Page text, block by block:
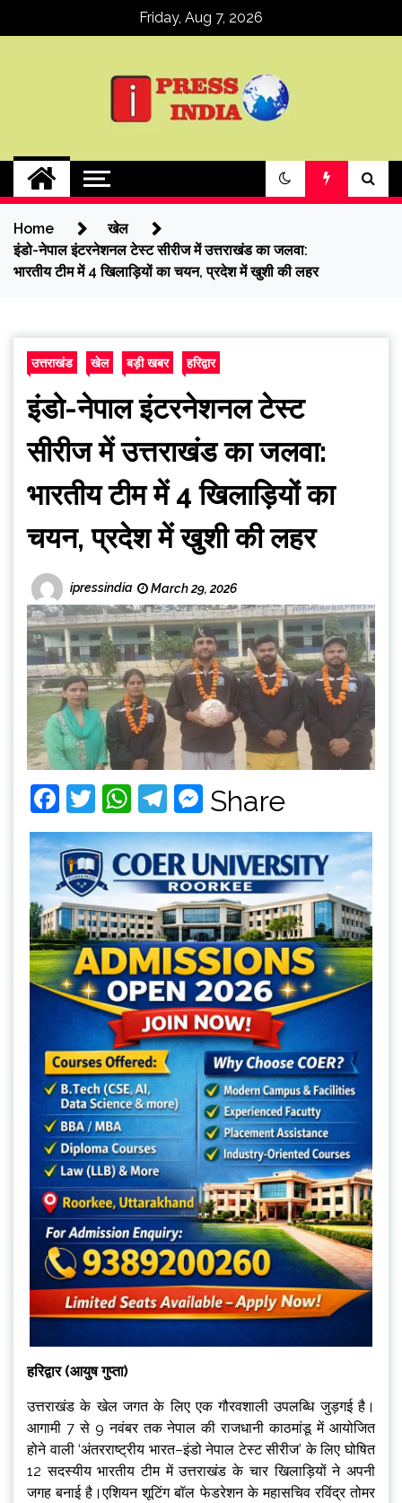
Friday, Aug 7, 2026
ipressindia
Home
खेल
इंडो-नेपाल इंटरनेशनल टेस्ट सीरीज में उत्तराखंड का जलवा:
भारतीय टीम में 4 खिलाड़ियों का चयन, प्रदेश में खुशी की लहर
उत्तराखंड खेल बड़ी खबर हरिद्वार
इंडो-नेपाल इंटरनेशनल टेस्ट
सीरीज में उत्तराखंड का जलवा:
भारतीय टीम में 4 खिलाड़ियों का
चयन, प्रदेश में खुशी की लहर
ipressindia March 29, 2026
Facebook
Twitter
WhatsApp
Telegram
Messenger
Share
हरिद्वार (आयुष गुप्ता)
उत्तराखंड के खेल जगत के लिए एक गौरवशाली उपलब्धि जुड़गई है।
आगामी 7 से 9 नवंबर तक नेपाल की राजधानी काठमांडू में आयोजित
होने वाली ‘अंतरराष्ट्रीय भारत–इंडो नेपाल टेस्ट सीरीज’ के लिए घोषित
12 सदस्यीय भारतीय टीम में उत्तराखंड के चार खिलाड़ियों ने अपनी
जगह बनाई है।एशियन शूटिंग बॉल फेडरेशन के महासचिव रविंद्र तोमर